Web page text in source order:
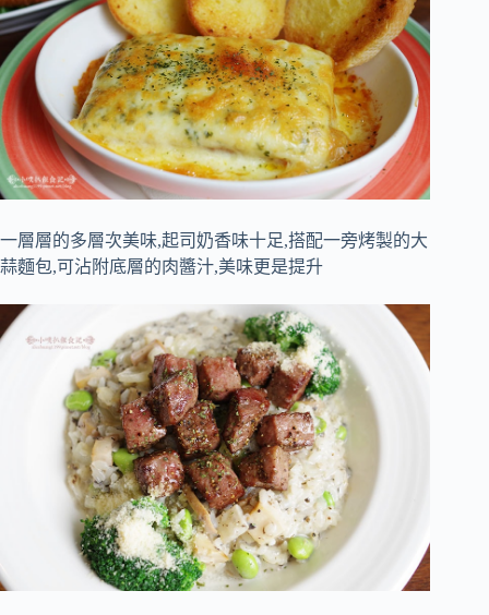
一層層的多層次美味,起司奶香味十足,搭配一旁烤製的大
蒜麵包,可沾附底層的肉醬汁,美味更是提升